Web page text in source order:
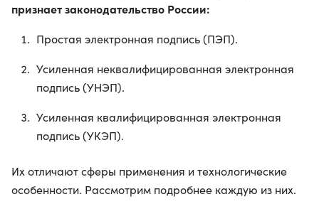
признает законодательство России:
Простая электронная подпись (ПЭП).
Усиленная неквалифицированная электронная
подпись (УНЭП).
Усиленная квалифицированная электронная
подпись (УКЭП).
Их отличают сферы применения и технологические
особенности. Рассмотрим подробнее каждую из них.